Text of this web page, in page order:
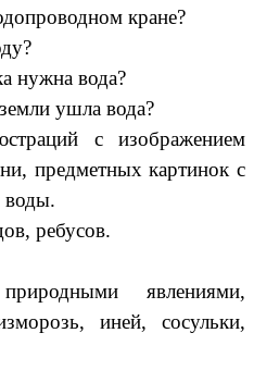
кране?
нужна вода?
ушла вода?
с изображением
предметных картинок с
воды.
ребусов.
явлениями,
иней, сосульки,